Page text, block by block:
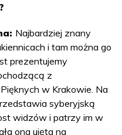
Najbardziej znany
i tam można go
prezentujemy
z
w Krakowie. Na
syberyjską
widzów i patrzy im w
ona ujęta na